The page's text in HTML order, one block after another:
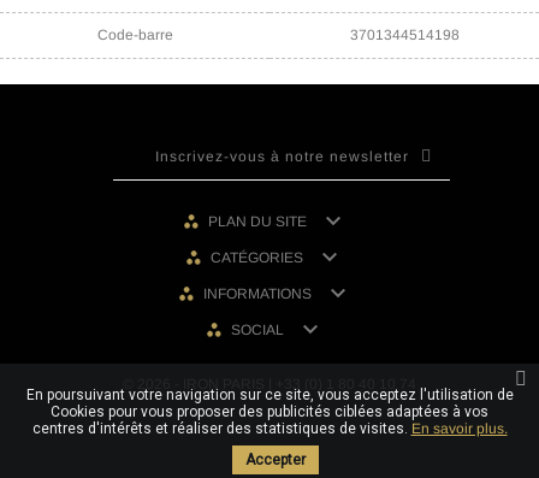
Code-barre 3701344514198
PLAN DU SITE 
CATÉGORIES 
INFORMATIONS 
SOCIAL 
En poursuivant votre navigation sur ce site, vous acceptez l'utilisation de
Cookies pour vous proposer des publicités ciblées adaptées à vos
centres d'intérêts et réaliser des statistiques de visites. En savoir plus.
Accepter